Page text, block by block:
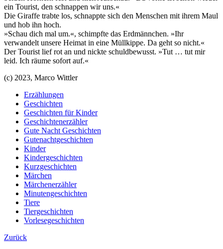
ein Tourist, den schnappen wir uns.«
Die Giraffe trabte los, schnappte sich den Menschen mit ihrem Maul
und hob ihn hoch.
»Schau dich mal um.«, schimpfte das Erdmännchen. »Ihr
verwandelt unsere Heimat in eine Müllkippe. Da geht so nicht.«
Der Tourist lief rot an und nickte schuldbewusst. »Tut … tut mir
leid. Ich räume sofort auf.«
(c) 2023, Marco Wittler
Erzählungen
Geschichten
Geschichten für Kinder
Geschichtenerzähler
Gute Nacht Geschichten
Gutenachtgeschichten
Kinder
Kindergeschichten
Kurzgeschichten
Märchen
Märchenerzähler
Minutengeschichten
Tiere
Tiergeschichten
Vorlesegeschichten
Zurück